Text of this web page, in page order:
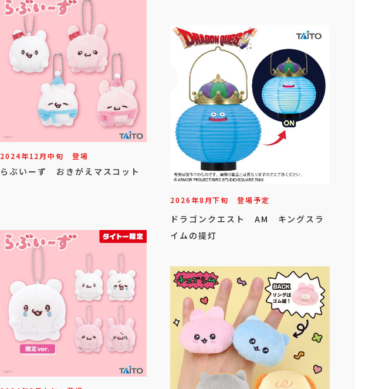
2024年12月中旬 登場
らぶいーず おきがえマスコット
2026年8月下旬 登場予定
ドラゴンクエスト AM キングスラ
イムの提灯